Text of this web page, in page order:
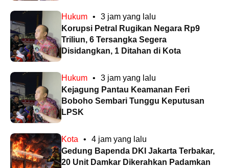
Hukum •
3 jam yang lalu
Korupsi Petral Rugikan Negara Rp9
Triliun, 6 Tersangka Segera
Disidangkan, 1 Ditahan di Kota
Hukum •
3 jam yang lalu
Kejagung Pantau Keamanan Feri
Boboho Sembari Tunggu Keputusan
LPSK
Kota •
4 jam yang lalu
Gedung Bapenda DKI Jakarta Terbakar,
20 Unit Damkar Dikerahkan Padamkan